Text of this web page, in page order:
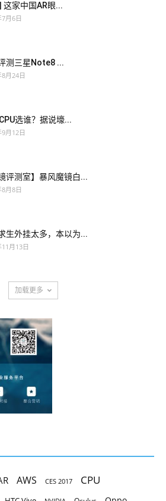
这家中国AR眼...
月6日
测三星Note8 ...
月24日
选谁？据说壕...
月12日
评测室】暴风魔镜白...
月8日
生外挂太多，本以为...
月13日
加载更多
AWS CES 2017 CPU